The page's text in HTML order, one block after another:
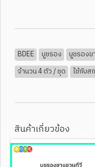
BDEE บูชรอง บูชรองข
จำนวน 4 ตัว / ชุด
ใช้กับส
สินค้าเกี่ยวข้อง